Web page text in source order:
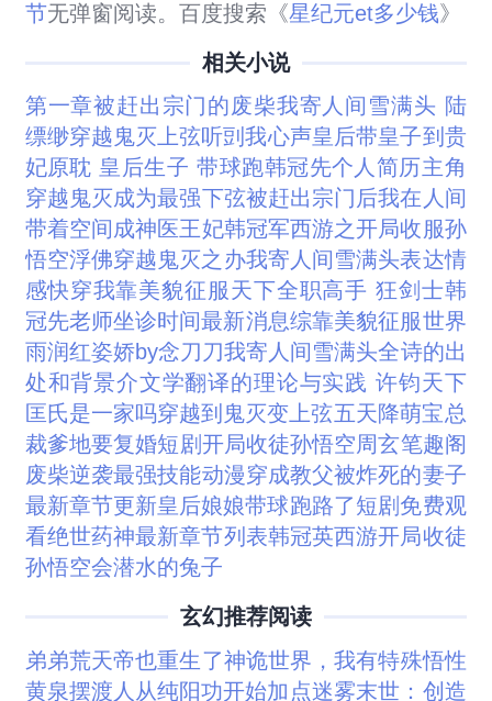
节无弹窗阅读。百度搜索《星纪元et多少钱》
相关小说
第一章被赶出宗门的废柴我寄人间雪满头 陆
缥缈穿越鬼灭上弦听剅我心声皇后带皇子到贵
妃原耽 皇后生子 带球跑韩冠先个人简历主角
穿越鬼灭成为最强下弦被赶出宗门后我在人间
带着空间成神医王妃韩冠军西游之开局收服孙
悟空浮佛穿越鬼灭之办我寄人间雪满头表达情
感快穿我靠美貌征服天下全职高手 狂剑士韩
冠先老师坐诊时间最新消息综靠美貌征服世界
雨润红姿娇by念刀刀我寄人间雪满头全诗的出
处和背景介文学翻译的理论与实践 许钧天下
匡氏是一家吗穿越到鬼灭变上弦五天降萌宝总
裁爹地要复婚短剧开局收徒孙悟空周玄笔趣阁
废柴逆袭最强技能动漫穿成教父被炸死的妻子
最新章节更新皇后娘娘带球跑路了短剧免费观
看绝世药神最新章节列表韩冠英西游开局收徒
孙悟空会潜水的兔子
玄幻推荐阅读
弟弟荒天帝也重生了神诡世界，我有特殊悟性
黄泉摆渡人 从纯阳功开始加点迷雾末世：创造